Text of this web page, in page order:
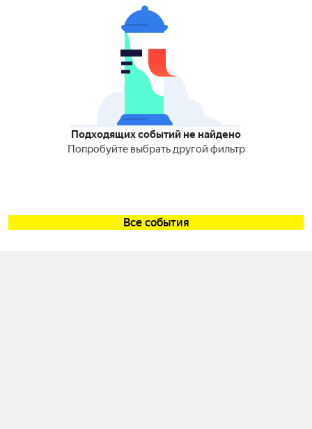
Подходящих событий не найдено
Попробуйте выбрать другой фильтр
Все события